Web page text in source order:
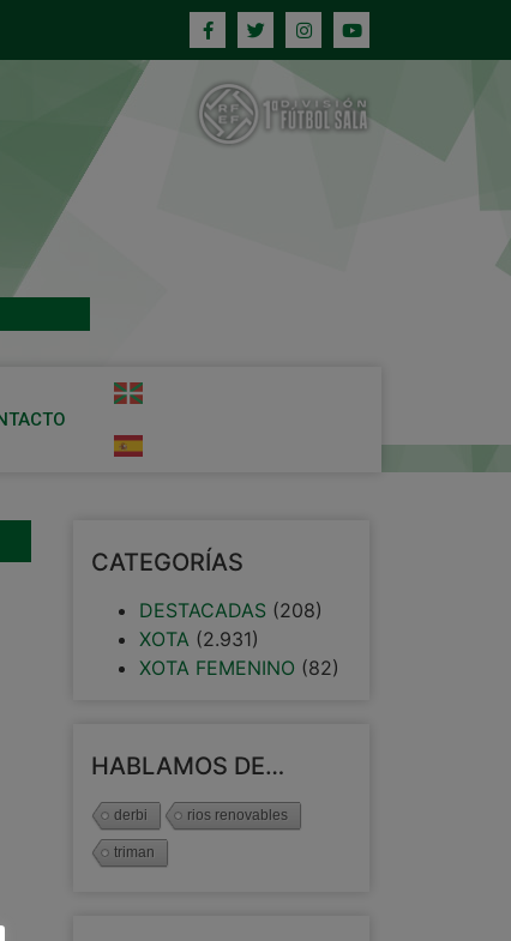
CATEGORÍAS
DESTACADAS (208)
XOTA (2.931)
XOTA FEMENINO (82)
HABLAMOS DE…
derbi rios renovables
triman